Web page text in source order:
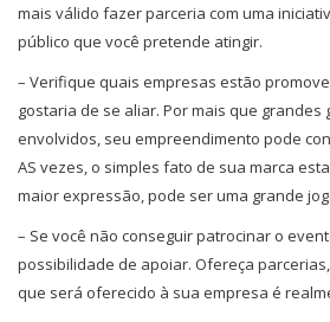
mais válido fazer parceria com uma
público que você pretende atingir.
– Verifique quais empresas estão
gostaria de se aliar. Por mais que grandes
envolvidos, seu empreendimento pode
AS vezes, o simples fato de sua marca
maior expressão, pode ser uma grande
– Se você não conseguir patrocinar o
possibilidade de apoiar. Ofereça
que será oferecido à sua empresa é